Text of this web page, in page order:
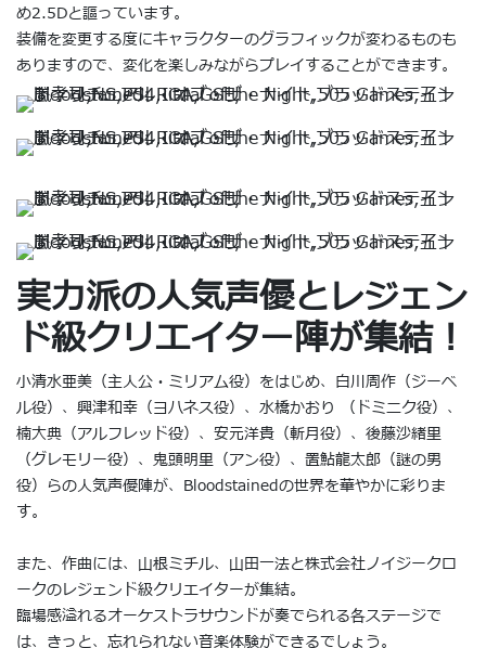
め2.5Dと謳っています。
装備を変更する度にキャラクターのグラフィックが変わるものも
ありますので、変化を楽しみながらプレイすることができます。
実力派の人気声優とレジェン
ド級クリエイター陣が集結！
小清水亜美（主人公・ミリアム役）をはじめ、白川周作（ジーベ
ル役）、興津和幸（ヨハネス役）、水橋かおり （ドミニク役）、
楠大典（アルフレッド役）、安元洋貴（斬月役）、後藤沙緒里
（グレモリー役）、鬼頭明里（アン役）、置鮎龍太郎（謎の男
役）らの人気声優陣が、Bloodstainedの世界を華やかに彩りま
す。
また、作曲には、山根ミチル、山田一法と株式会社ノイジークロ
ークのレジェンド級クリエイターが集結。
臨場感溢れるオーケストラサウンドが奏でられる各ステージで
は、きっと、忘れられない音楽体験ができるでしょう。